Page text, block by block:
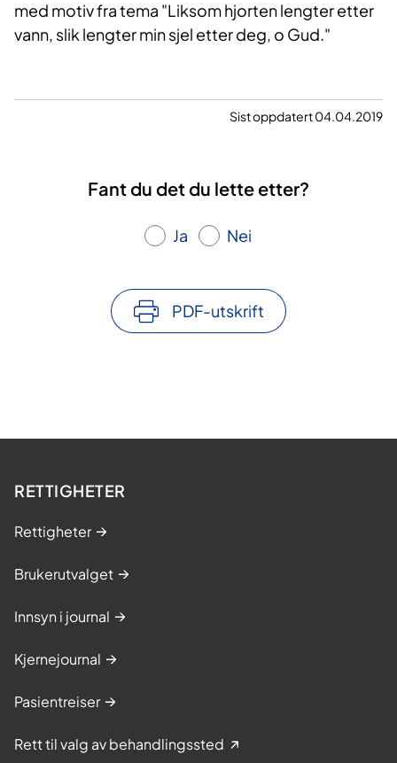
med motiv fra tema "Liksom hjorten lengter etter
vann, slik lengter min sjel etter deg, o Gud."
Sist oppdatert 04.04.2019
Fant du det du lette etter?
Ja Nei
PDF-utskrift
RETTIGHETER
Rettigheter
Brukerutvalget
Innsyn i journal
Kjernejournal
Pasientreiser
Rett til valg av behandlingssted